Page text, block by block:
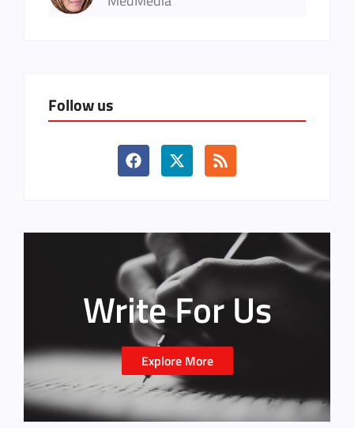
Follow us
Write For Us
Explore More